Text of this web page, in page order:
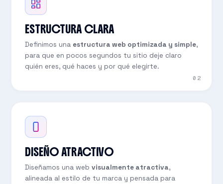
ESTRUCTURA CLARA
Definimos una estructura web optimizada y simple,
para que en pocos segundos tu sitio deje claro
quién eres, qué haces y por qué elegirte.
02
DISEÑO ATRACTIVO
Diseñamos una web visualmente atractiva,
alineada al estilo de tu marca y pensada para